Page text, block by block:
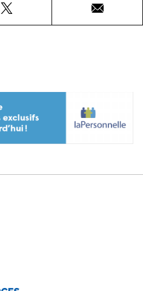
Courriel